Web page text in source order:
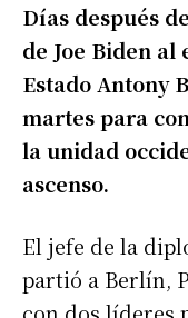
Días después
de Joe Biden
Estado Antony
martes para
la unidad
ascenso.
El jefe de la
partió a Berlín,